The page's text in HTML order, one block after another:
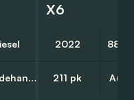
Tweedehands
X6
2022 88
211 pk